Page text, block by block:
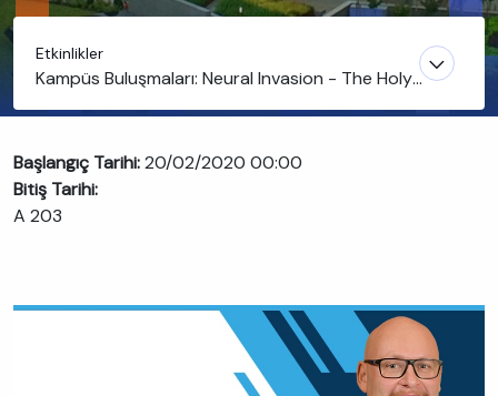
Etkinlikler
Kampüs Buluşmaları: Neural Invasion - The Holy
Başlangıç Tarihi:20/02/2020 00:00
Bitiş Tarihi:
A 203